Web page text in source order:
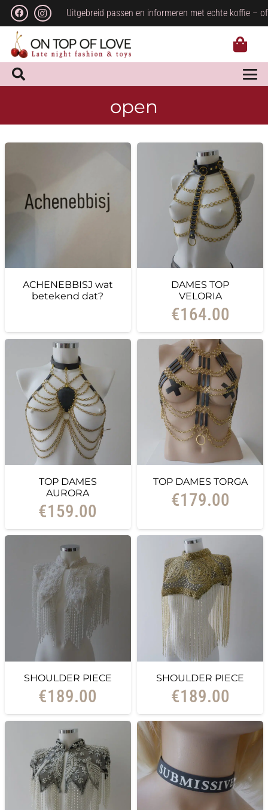
Uitgebreid passen en informeren met echte koffie –
open
ACHENEBBISJ wat
betekend dat?
DAMES TOP
VELORIA
€164.00
TOP DAMES
AURORA
€159.00
TOP DAMES TORGA
€179.00
SHOULDER PIECE
€189.00
SHOULDER PIECE
€189.00